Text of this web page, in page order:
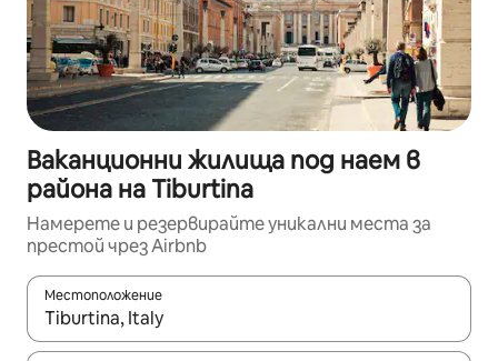
Ваканционни жилища под наем в
района на Tiburtina
Намерете и резервирайте уникални места за
престой чрез Airbnb
Местоположение
Когато резултатите се покажат, използвайте